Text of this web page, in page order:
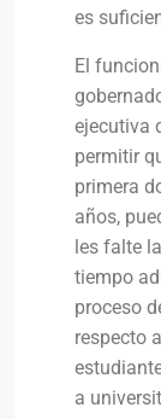
es
El
ejecutiva
permitir
primera
años,
les falte
tiempo
proceso
respecto
a